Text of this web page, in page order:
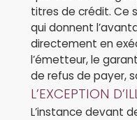
titres de crédit. Ce
qui donnent
directement en
l’émetteur, le
de refus de payer,
L’EXCEPTION
L’instance devant